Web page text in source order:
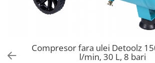
Biciclete electrice
Motoburghie si accesorii
Compresor fara ulei Detoolz
l/min, 30 L, 8 bari